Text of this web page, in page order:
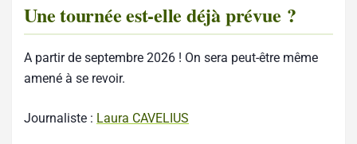
Une tournée est-elle déjà prévue ?
A partir de septembre 2026 ! On sera peut-être même
amené à se revoir.
Journaliste : Laura CAVELIUS